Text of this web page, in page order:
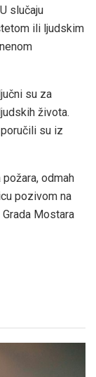
slučaju
ili ljudskim
su za
života.
su iz
odmah
pozivom na
Mostara